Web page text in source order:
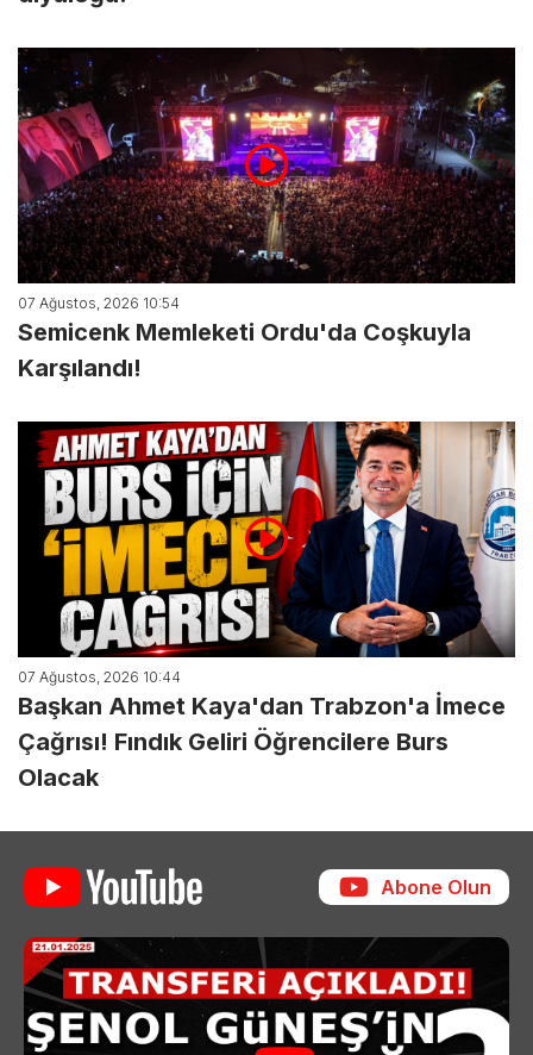
07 Ağustos, 2026 10:54
Semicenk Memleketi Ordu'da Coşkuyla
Karşılandı!
07 Ağustos, 2026 10:44
Başkan Ahmet Kaya'dan Trabzon'a İmece
Çağrısı! Fındık Geliri Öğrencilere Burs
Olacak
Abone Olun